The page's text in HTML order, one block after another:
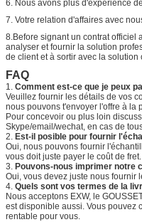
6. Nous avons plus d'expérience
7. Votre relation d'affaires avec
8.Before signant un contrat officiel
analyser et fournir la solution
de client et à sortir avec la solution
FAQ
1. Comment est-ce que je peux
Veuillez fournir les détails de vos
nous pouvons t'envoyer l'offre à la
Pour concevoir ou plus loin
Skype/email/wechat, en cas de
2. Est-il posible pour fournir
Oui, nous pouvons fournir
vous doit juste payer le coût de fret.
3. Pouvons-nous imprimer notre
Oui, vous devez juste nous fournir
4. Quels sont vos termes de la
Nous acceptons EXW, le
est disponible aussi. Vous pouvez
rentable pour vous.